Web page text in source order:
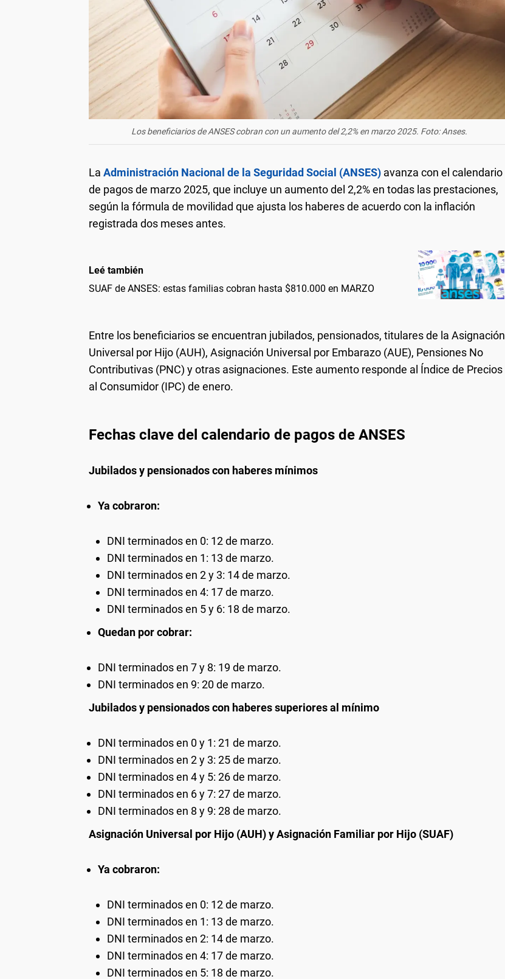
Los beneficiarios de ANSES cobran con un aumento del 2,2% en marzo 2025. Foto: Anses.
La Administración Nacional de la Seguridad Social (ANSES) avanza con el calendario
de pagos de marzo 2025, que incluye un aumento del 2,2% en todas las prestaciones,
según la fórmula de movilidad que ajusta los haberes de acuerdo con la inflación
registrada dos meses antes.
Leé también
SUAF de ANSES: estas familias cobran hasta $810.000 en MARZO
Entre los beneficiarios se encuentran jubilados, pensionados, titulares de la Asignación
Universal por Hijo (AUH), Asignación Universal por Embarazo (AUE), Pensiones No
Contributivas (PNC) y otras asignaciones. Este aumento responde al Índice de Precios
al Consumidor (IPC) de enero.
Fechas clave del calendario de pagos de ANSES
Jubilados y pensionados con haberes mínimos
Ya cobraron:
DNI terminados en 0: 12 de marzo.
DNI terminados en 1: 13 de marzo.
DNI terminados en 2 y 3: 14 de marzo.
DNI terminados en 4: 17 de marzo.
DNI terminados en 5 y 6: 18 de marzo.
Quedan por cobrar:
DNI terminados en 7 y 8: 19 de marzo.
DNI terminados en 9: 20 de marzo.
Jubilados y pensionados con haberes superiores al mínimo
DNI terminados en 0 y 1: 21 de marzo.
DNI terminados en 2 y 3: 25 de marzo.
DNI terminados en 4 y 5: 26 de marzo.
DNI terminados en 6 y 7: 27 de marzo.
DNI terminados en 8 y 9: 28 de marzo.
Asignación Universal por Hijo (AUH) y Asignación Familiar por Hijo (SUAF)
Ya cobraron:
DNI terminados en 0: 12 de marzo.
DNI terminados en 1: 13 de marzo.
DNI terminados en 2: 14 de marzo.
DNI terminados en 4: 17 de marzo.
DNI terminados en 5: 18 de marzo.